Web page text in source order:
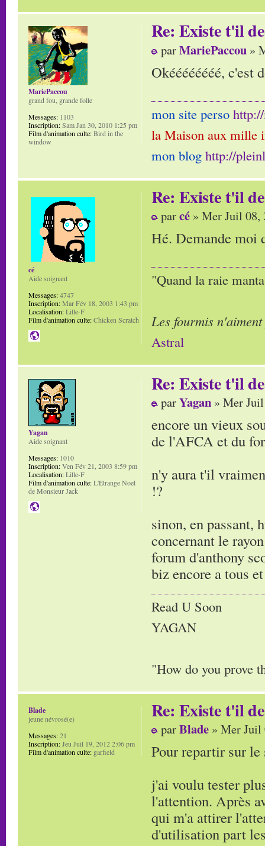
Re: Existe t'il
parMariePaccou »
Okéééééééé, c'est
mon site perso
la Maison aux mille
mon blog http://
MariePaccou
grand fou, grande folle
Messages: 1103
Inscription:Sam Jan 30, 2010 1:25 pm
Film d'animation culte:Bird in the
window
Re: Existe t'il
parcé » Mer Juil 08,
Hé. Demande moi
"Quand la raie
Les fourmis
Astral
cé
Aide soignant
Messages:4747
Inscription:Mar Fév 18, 2003 1:43 pm
Localisation:Lille-F
Film d'animation culte:Chicken Scratch
Re: Existe t'il
parYagan » Mer
encore un vieux
de l'AFCA et du
n'y aura t'il
!?
sinon, en passant,
concernant le
forum d'anthony
biz encore a tous
Read U Soon
YAGAN
"How do you prove
Yagan
Aide soignant
Messages: 1010
Inscription:Ven Fév 21, 2003 8:59 pm
Localisation:Lille-F
Film d'animation culte:L'Etrange Noel
de Monsieur Jack
Re: Existe t'il
parBlade » Mer Juil
Pour repartir sur
j'ai voulu tester
l'attention. Après
qui m'a attirer
d'utilisation part
Blade
jeune névrosé(e)
Messages:21
Inscription:Jeu Juil 19, 2012 2:06 pm
Film d'animation culte: garfield